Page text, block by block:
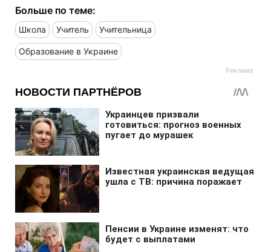
Больше по теме:
Школа Учитель Учительница
Образование в Украине